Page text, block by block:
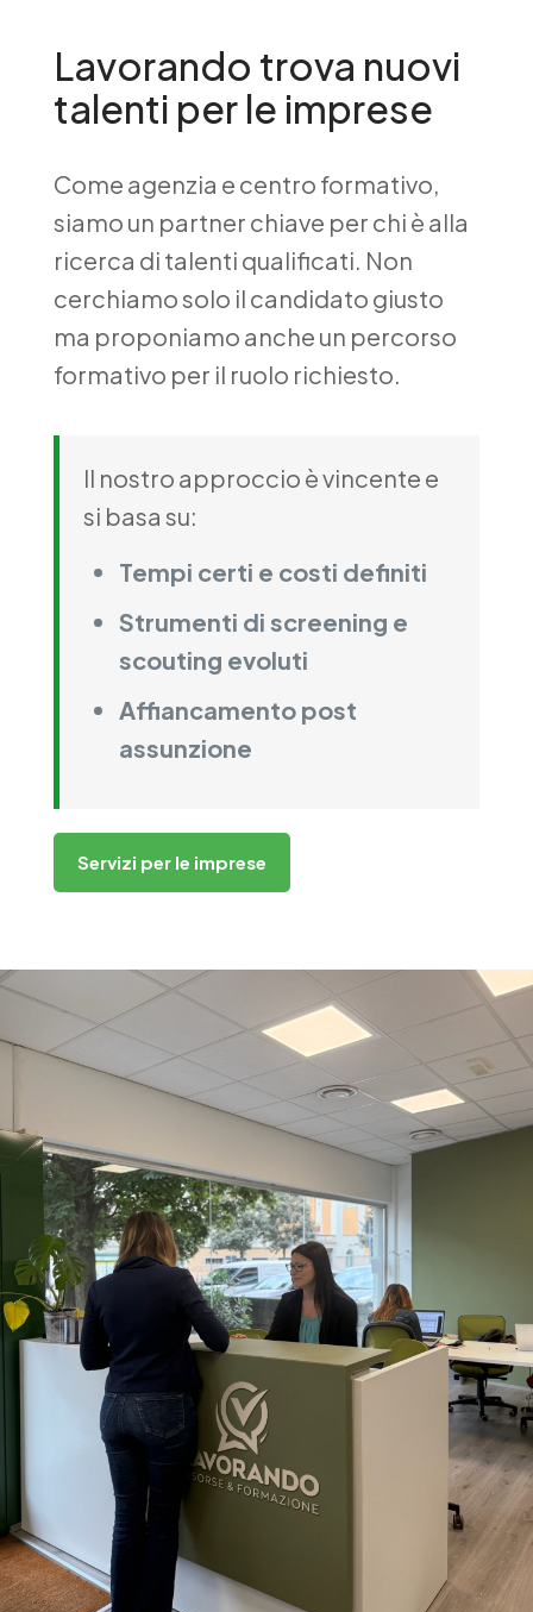
Lavorando trova nuovi
talenti per le imprese
Come agenzia e centro formativo,
siamo un partner chiave per chi è alla
ricerca di talenti qualificati. Non
cerchiamo solo il candidato giusto
ma proponiamo anche un percorso
formativo per il ruolo richiesto.
Il nostro approccio è vincente e
si basa su:
Tempi certi e costi definiti
Strumenti di screening e
scouting evoluti
Affiancamento post
assunzione
Servizi per le imprese